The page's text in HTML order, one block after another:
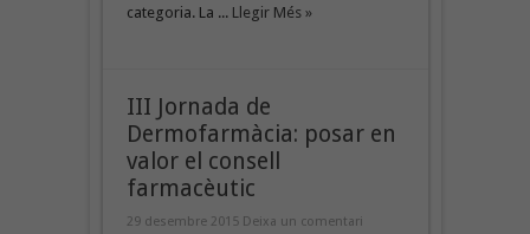
categoria. La ... Llegir Més »
III Jornada de
Dermofarmàcia: posar en
valor el consell
farmacèutic
29 desembre 2015 Deixa un comentari